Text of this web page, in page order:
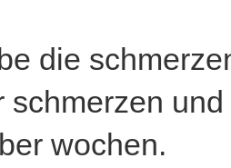
die
schmerzen
wochen.